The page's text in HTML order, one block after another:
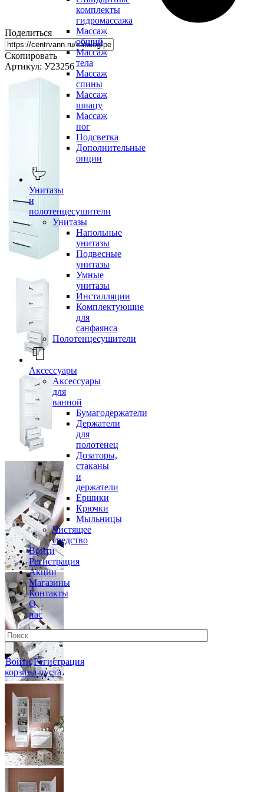
комплекты
гидромассажа
Массаж
общий
Массаж
тела
Массаж
спины
Массаж
шиацу
Массаж
ног
Подсветка
Дополнительные
опции
Унитазы
и
полотенцесушители
Унитазы
Напольные
унитазы
Подвесные
унитазы
Умные
унитазы
Инсталляции
Комплектующие
для
санфаянса
Полотенцесушители
Аксессуары
Аксессуары
для
ванной
Бумагодержатели
Держатели
для
полотенец
Дозаторы,
стаканы
и
держатели
Ершики
Крючки
Мыльницы
Чистящее
средство
Войти
Регистрация
Акции
Магазины
Контакты
О
нас
Войти Регистрация
корзина пуста
Поделиться
Скопировать
Артикул: У23256